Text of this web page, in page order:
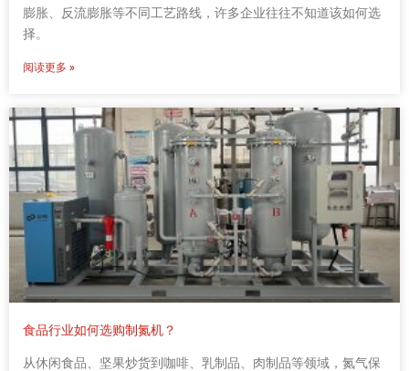
膨胀、反流膨胀等不同工艺路线，许多企业往往不知道该如何选
择。
阅读更多 »
食品行业如何选购制氮机？
从休闲食品、坚果炒货到咖啡、乳制品、肉制品等领域，氮气保